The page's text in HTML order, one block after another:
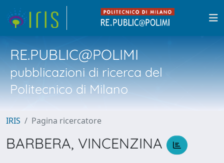
RE.PUBLIC@POLIMI
pubblicazioni di ricerca del
Politecnico di Milano
IRIS Pagina ricercatore
BARBERA, VINCENZINA